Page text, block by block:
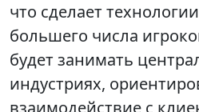
что сделает
большего числа
будет занимать
индустриях,